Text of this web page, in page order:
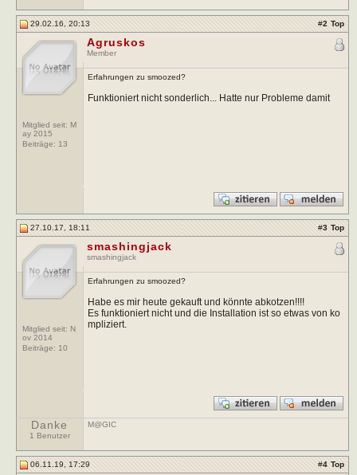
29.02.16, 20:13 #2 Top
Mitglied seit: M
ay 2015
Beiträge: 13
Agruskos
Member
Erfahrungen zu smoozed?
Funktioniert nicht sonderlich... Hatte nur Probleme damit
27.10.17, 18:11 #3 Top
Mitglied seit: N
ov 2014
Beiträge: 10
smashingjack
smashingjack
Erfahrungen zu smoozed?
Habe es mir heute gekauft und könnte abkotzen!!!!
Es funktioniert nicht und die Installation ist so etwas von ko
mpliziert.
Danke
1 Benutzer
M@GIC
06.11.19, 17:29 #4 Top